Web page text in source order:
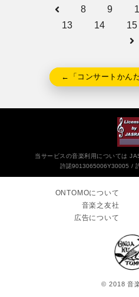
8 9
13
14 15
←「コンサートかん
当サービスの音楽利用については
許諾9013065006Y30005
ONTOMOについて
音楽之友社
広告について
© 2018 音